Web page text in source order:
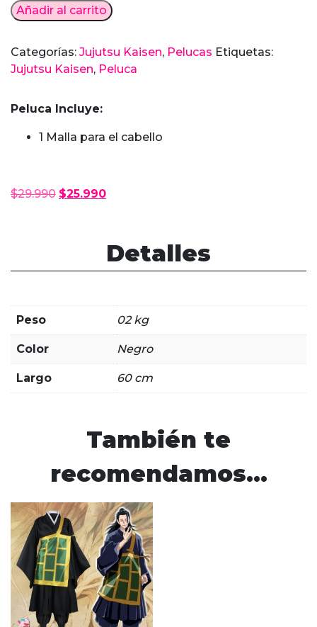
$29.990 El
$25.990El
es:
$25.990.
Peluca Incluye:
1 Malla para el cabello
Peluca
Geto
Kaisen
cantidad
Añadir al carrito
Categorías: Jujutsu Kaisen, Pelucas Etiquetas:
Jujutsu Kaisen, Peluca
Detalles
Peso 02 kg
Color Negro
Largo 60 cm
También te
recomendamos…